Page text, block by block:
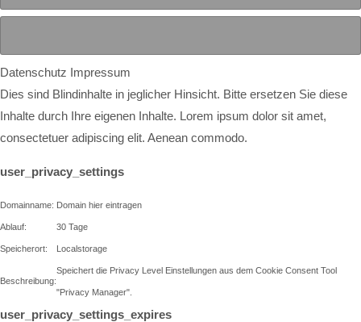
Datenschutz Impressum
Dies sind Blindinhalte in jeglicher Hinsicht. Bitte ersetzen Sie diese
Inhalte durch Ihre eigenen Inhalte. Lorem ipsum dolor sit amet,
consectetuer adipiscing elit. Aenean commodo.
user_privacy_settings
Domainname: Domain hier eintragen
Ablauf: 30 Tage
Speicherort: Localstorage
Beschreibung:
Speichert die Privacy Level Einstellungen aus dem Cookie Consent Tool
"Privacy Manager".
user_privacy_settings_expires